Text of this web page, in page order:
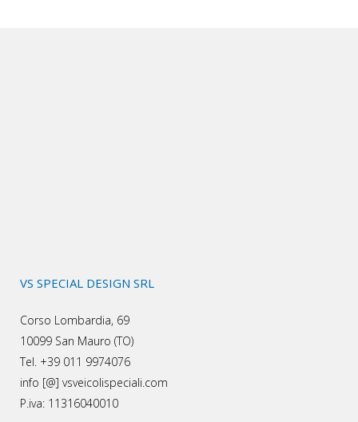
VS SPECIAL DESIGN SRL
Corso Lombardia, 69
10099 San Mauro (TO)
Tel. +39 011 9974076
info [@] vsveicolispeciali.com
P.iva: 11316040010